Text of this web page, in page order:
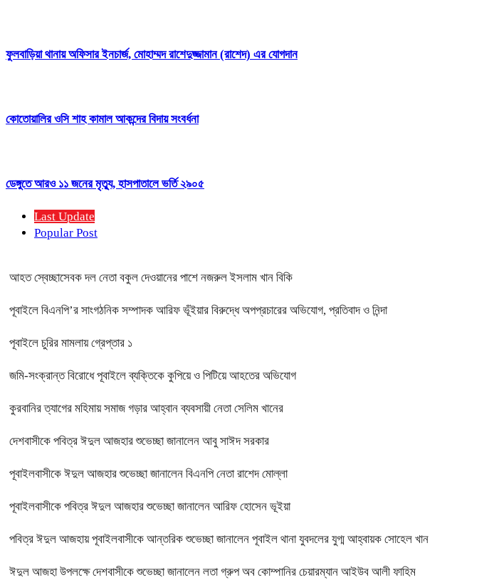
ফুলবাড়িয়া থানায় অফিসার ইনচার্জ, মোহাম্মদ রাশেদুজ্জামান (রাশেদ) এর যোগদান
কোতোয়ালির ওসি শাহ কামাল আকন্দের বিদায় সংবর্ধনা
ডেঙ্গুতে আরও ১১ জনের মৃত্যু, হাসপাতালে ভর্তি ২৯০৫
Last Update
Popular Post
আহত স্বেচ্ছাসেবক দল নেতা বকুল দেওয়ানের পাশে নজরুল ইসলাম খান বিকি
পূবাইলে বিএনপি’র সাংগঠনিক সম্পাদক আরিফ ভূঁইয়ার বিরুদ্ধে অপপ্রচারের অভিযোগ, প্রতিবাদ ও নিন্দা
পূবাইলে চুরির মামলায় গ্রেপ্তার ১
জমি-সংক্রান্ত বিরোধে পূবাইলে ব্যক্তিকে কুপিয়ে ও পিটিয়ে আহতের অভিযোগ
কুরবানির ত্যাগের মহিমায় সমাজ গড়ার আহ্বান ব্যবসায়ী নেতা সেলিম খানের
দেশবাসীকে পবিত্র ঈদুল আজহার শুভেচ্ছা জানালেন আবু সাঈদ সরকার
পূবাইলবাসীকে ঈদুল আজহার শুভেচ্ছা জানালেন বিএনপি নেতা রাশেদ মোল্লা
পূবাইলবাসীকে পবিত্র ঈদুল আজহার শুভেচ্ছা জানালেন আরিফ হোসেন ভূইয়া
পবিত্র ঈদুল আজহায় পূবাইলবাসীকে আন্তরিক শুভেচ্ছা জানালেন পূবাইল থানা যুবদলের যুগ্ম আহ্বায়ক সোহেল খান
ঈদুল আজহা উপলক্ষে দেশবাসীকে শুভেচ্ছা জানালেন লতা গ্রুপ অব কোম্পানির চেয়ারম্যান আইউব আলী ফাহিম